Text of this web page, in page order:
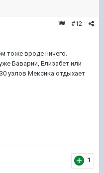
#12
тоже вроде ничего.
Баварии, Елизабет или
узлов Мексика отдыхает
1